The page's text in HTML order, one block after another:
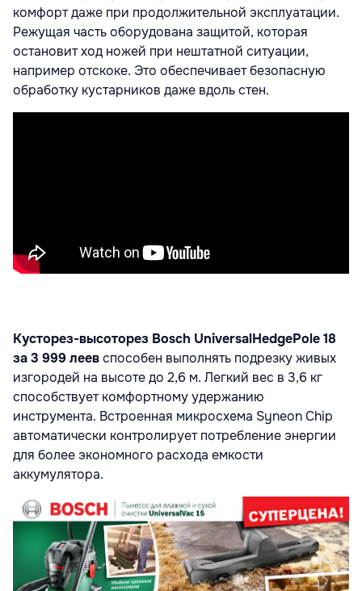
комфорт даже при продолжительной эксплуатации.
Режущая часть оборудована защитой, которая
остановит ход ножей при нештатной ситуации,
например отскоке. Это обеспечивает безопасную
обработку кустарников даже вдоль стен.
Кусторез-высоторез Bosch UniversalHedgePole 18
за 3 999 леевспособен выполнять подрезку живых
изгородей на высоте до 2,6 м. Легкий вес в 3,6 кг
способствует комфортному удержанию
инструмента. Встроенная микросхема Syneon Chip
автоматически контролирует потребление энергии
для более экономного расхода емкости
аккумулятора.